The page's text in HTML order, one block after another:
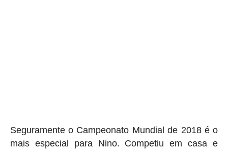
Seguramente o Campeonato Mundial de 2018 é o
mais especial para Nino. Competiu em casa e